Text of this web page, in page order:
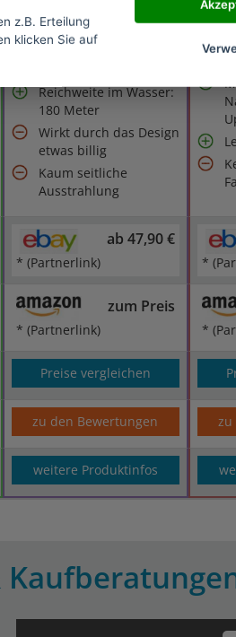
Verarbeitung
Reichweite im Wasser:
180 Meter
Wirkt durch das Design
etwas billig
Kaum seitliche
Ausstrahlung
ab 47,90 €
* (Partnerlink) *
zum Preis
* (Partnerlink) *
Preise vergleichen
zu den Bewertungen zu
weitere Produktinfos
z.B. Erteilung
klicken Sie auf